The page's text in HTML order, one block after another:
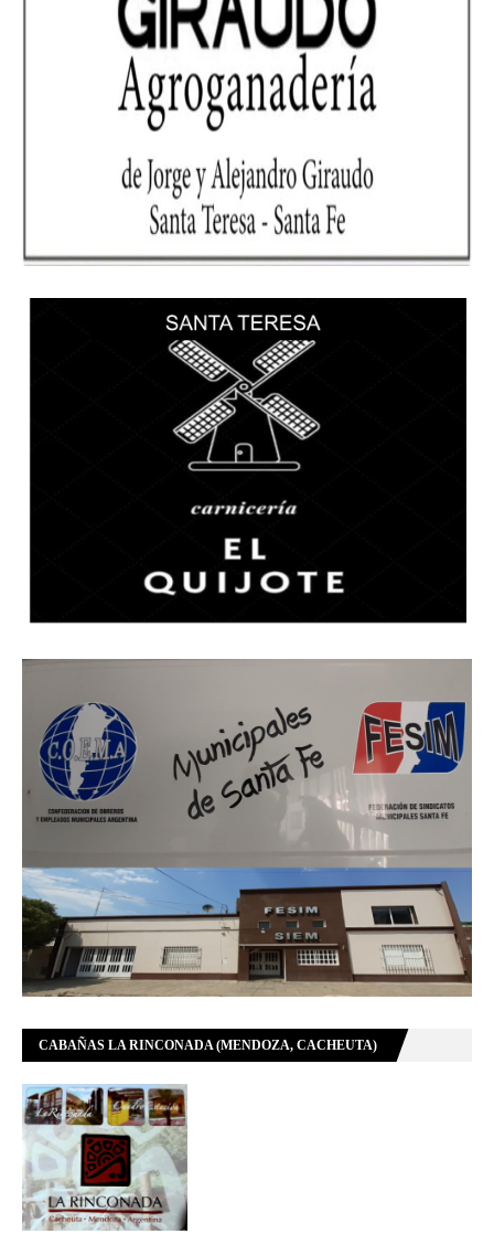
CABAÑAS LA RINCONADA (MENDOZA, CACHEUTA)